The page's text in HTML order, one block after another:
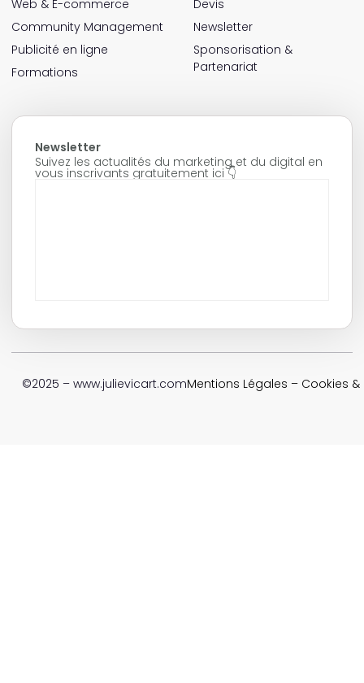
Web & E-commerce
Community Management
Publicité en ligne
Formations
Devis
Newsletter
Sponsorisation &
Partenariat
Newsletter
Suivez les actualités du marketing et du digital en
vous inscrivants gratuitement ici 👇
Mentions Légales – Cookies
©2025 – www.julievicart.com